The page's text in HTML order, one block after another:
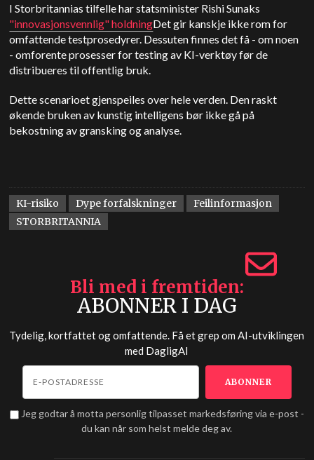
I Storbritannias tilfelle har statsminister Rishi Sunaks
"innovasjonsvennlig" holdningDet gir kanskje ikke rom for
omfattende testprosedyrer. Dessuten finnes det få - om noen
- omforente prosesser for testing av KI-verktøy før de
distribueres til offentlig bruk.
Dette scenarioet gjenspeiles over hele verden. Den raskt
økende bruken av kunstig intelligens bør ikke gå på
bekostning av gransking og analyse.
KI-risiko Dype forfalskninger
Feilinformasjon
STORBRITANNIA
Bli med i fremtiden
ABONNER I DAG
Tydelig, kortfattet og omfattende. Få et grep om AI-utviklingen
med DagligAI
Jeg godtar å motta personlig tilpasset markedsføring via e-post -
du kan når som helst melde deg av.